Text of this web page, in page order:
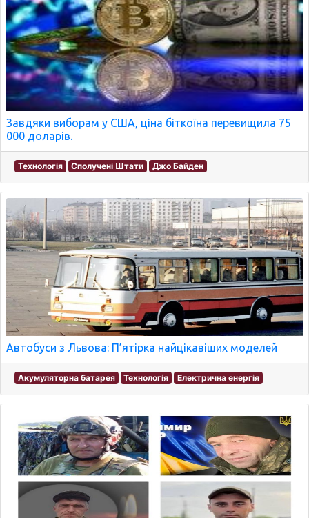
Завдяки виборам у США, ціна біткоїна перевищила 75
000 доларів.
Технологія Сполучені Штати Джо Байден
Автобуси з Львова: П’ятірка найцікавіших моделей
Акумуляторна батарея Технологія Електрична енергія